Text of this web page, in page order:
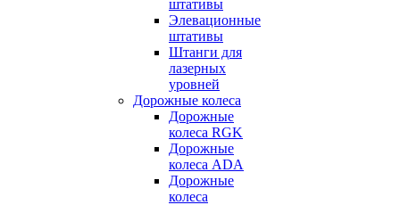
штативы
Элевационные
штативы
Штанги для
лазерных
уровней
Дорожные колеса
Дорожные
колеса RGK
Дорожные
колеса ADA
Дорожные
колеса